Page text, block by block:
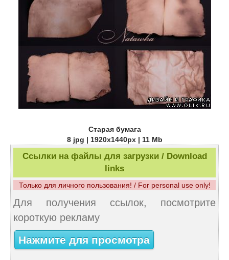
Старая бумага
8 jpg | 1920x1440px | 11 Mb
Ссылки на файлы для загрузки / Download
links
Только для личного пользования! / For personal use only!
Для получения ссылок, посмотрите
короткую рекламу
Нажмите для просмотра